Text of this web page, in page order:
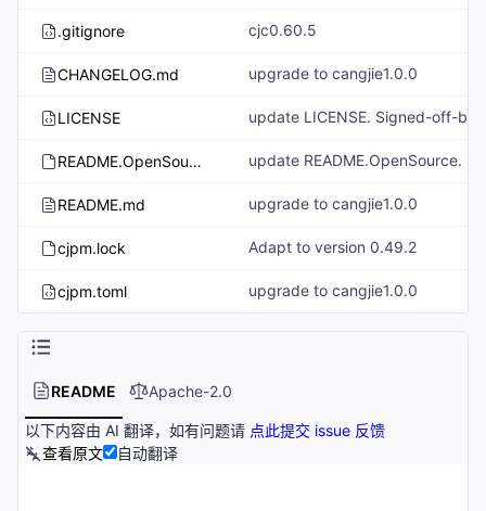
.gitignore cjc0.60.5
CHANGELOG.md upgrade to cangjie1.0.0
LICENSE
README.OpenSource
README.md upgrade to cangjie1.0.0
cjpm.lock Adapt to version 0.49.2
cjpm.toml upgrade to cangjie1.0.0
README Apache-2.0
以下内容由 AI 翻译，如有问题请 点此提交 issue 反馈
查看原文
自动翻译